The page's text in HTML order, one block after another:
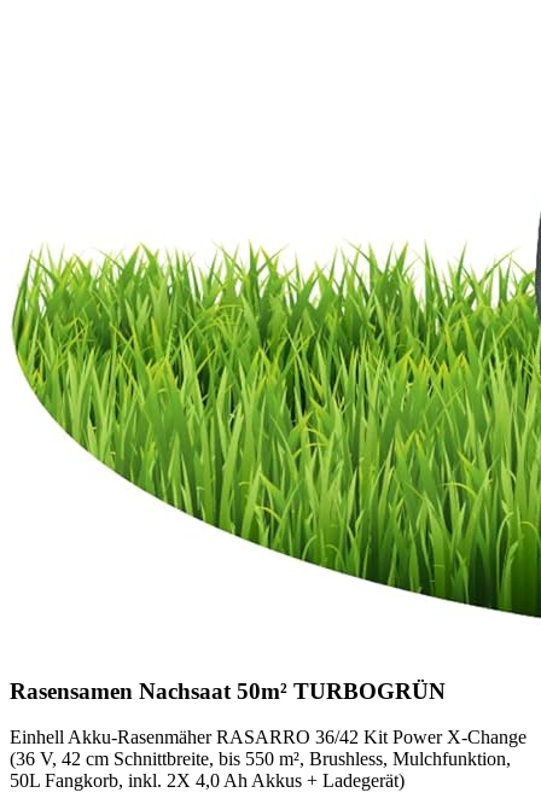
Rasensamen Nachsaat 50m² TURBOGRÜN
Einhell Akku-Rasenmäher RASARRO 36/42 Kit Power X-Change
(36 V, 42 cm Schnittbreite, bis 550 m², Brushless, Mulchfunktion,
50L Fangkorb, inkl. 2X 4,0 Ah Akkus + Ladegerät)